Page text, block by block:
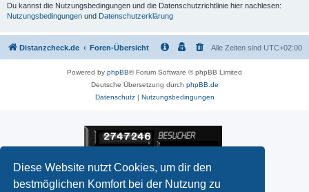
Diese Website nutzt Cookies, um dir den
bestmöglichen Komfort bei der Nutzung zu
Du kannst die Nutzungsbedingungen und die Datenschutzrichtlinie hier nachlesen:
Nutzungsbedingungen und Datenschutzerklärung
Distanzcheck.de Foren-Übersicht Alle Zeiten sind UTC+02:00
Powered by phpBB® Forum Software © phpBB Limited
Deutsche Übersetzung durch phpBB.de
Datenschutz| Nutzungsbedingungen